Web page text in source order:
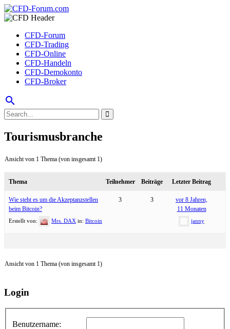
CFD-Forum
CFD-Trading
CFD-Online
CFD-Handeln
CFD-Demokonto
CFD-Broker
search
Tourismusbranche
Ansicht von 1 Thema (von insgesamt 1)
Thema Teilnehmer Beiträge Letzter Beitrag
Wie steht es um die Akzeptanzstellen
beim Bitcoin?
Erstellt von: Mrs. DAX in: Bitcoin
3 3
vor 8 Jahren,
11 Monaten
janny
Ansicht von 1 Thema (von insgesamt 1)
Login
Benutzername: